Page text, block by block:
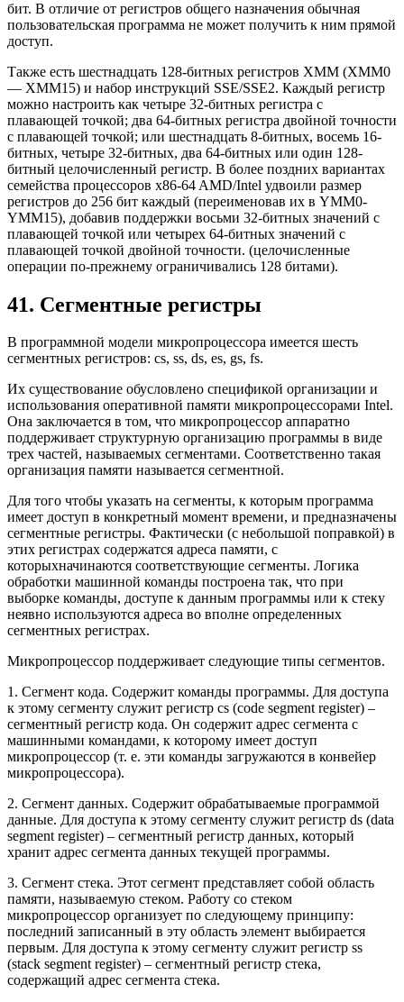
бит. В отличие от регистров общего назначения обычная
пользовательская программа не может получить к ним прямой
доступ.
Также есть шестнадцать 128-битных регистров XMM (XMM0
— XMM15) и набор инструкций SSE/SSE2. Каждый регистр
можно настроить как четыре 32-битных регистра с
плавающей точкой; два 64-битных регистра двойной точности
с плавающей точкой; или шестнадцать 8-битных, восемь 16-
битных, четыре 32-битных, два 64-битных или один 128-
битный целочисленный регистр. В более поздних вариантах
семейства процессоров x86-64 AMD/Intel удвоили размер
регистров до 256 бит каждый (переименовав их в YMM0-
YMM15), добавив поддержки восьми 32-битных значений с
плавающей точкой или четырех 64-битных значений с
плавающей точкой двойной точности. (целочисленные
операции по-прежнему ограничивались 128 битами).
41. Сегментные регистры
В программной модели микропроцессора имеется шесть
сегментных регистров: cs, ss, ds, es, gs, fs.
Их существование обусловлено спецификой организации и
использования оперативной памяти микропроцессорами Intel.
Она заключается в том, что микропроцессор аппаратно
поддерживает структурную организацию программы в виде
трех частей, называемых сегментами. Соответственно такая
организация памяти называется сегментной.
Для того чтобы указать на сегменты, к которым программа
имеет доступ в конкретный момент времени, и предназначены
сегментные регистры. Фактически (с небольшой поправкой) в
этих регистрах содержатся адреса памяти, с
которыхначинаются соответствующие сегменты. Логика
обработки машинной команды построена так, что при
выборке команды, доступе к данным программы или к стеку
неявно используются адреса во вполне определенных
сегментных регистрах.
Микропроцессор поддерживает следующие типы сегментов.
1. Сегмент кода. Содержит команды программы. Для доступа
к этому сегменту служит регистр cs (code segment register) –
сегментный регистр кода. Он содержит адрес сегмента с
машинными командами, к которому имеет доступ
микропроцессор (т. е. эти команды загружаются в конвейер
микропроцессора).
2. Сегмент данных. Содержит обрабатываемые программой
данные. Для доступа к этому сегменту служит регистр ds (data
segment register) – сегментный регистр данных, который
хранит адрес сегмента данных текущей программы.
3. Сегмент стека. Этот сегмент представляет собой область
памяти, называемую стеком. Работу со стеком
микропроцессор организует по следующему принципу:
последний записанный в эту область элемент выбирается
первым. Для доступа к этому сегменту служит регистр ss
(stack segment register) – сегментный регистр стека,
содержащий адрес сегмента стека.